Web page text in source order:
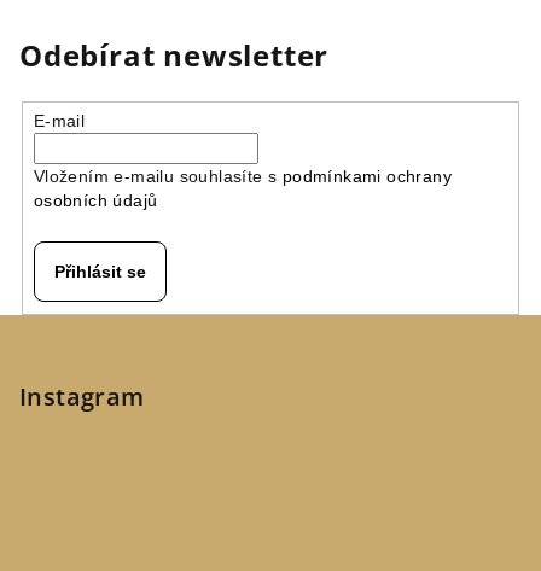
Odebírat newsletter
E-mail
Vložením e-mailu souhlasíte s podmínkami ochrany
osobních údajů
Přihlásit se
Instagram